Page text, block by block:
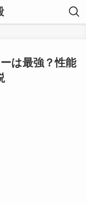
は最強？性能